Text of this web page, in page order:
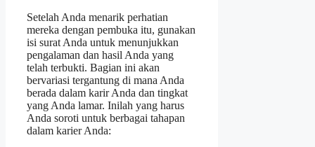
Setelah Anda menarik perhatian
mereka dengan pembuka itu, gunakan
isi surat Anda untuk menunjukkan
pengalaman dan hasil Anda yang
telah terbukti. Bagian ini akan
bervariasi tergantung di mana Anda
berada dalam karir Anda dan tingkat
yang Anda lamar. Inilah yang harus
Anda soroti untuk berbagai tahapan
dalam karier Anda: